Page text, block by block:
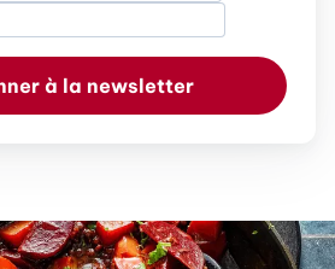
à la newsletter